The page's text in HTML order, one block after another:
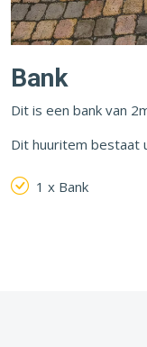
Bank
Dit is een bank van
Dit huuritem bestaat
1 x Bank